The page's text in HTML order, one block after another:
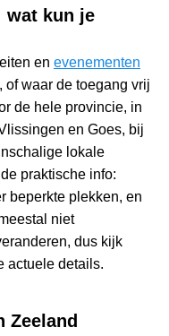
wat kun je
en evenementen
of waar de toegang vrij
de hele provincie, in
en Goes, bij
lokale
praktische info:
beperkte plekken, en
niet
dus kijk
actuele details.
Zeeland